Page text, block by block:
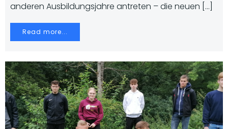
anderen Ausbildungsjahre antreten – die neuen […]
Read more...